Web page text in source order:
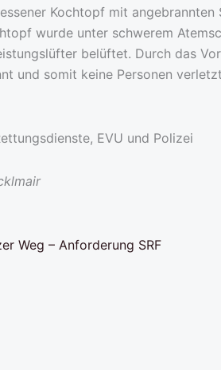
Kochtopf mit angebrannten
wurde unter schwerem
belüftet. Durch das
und somit keine Personen
EVU und Polizei
Weg – Anforderung SRF